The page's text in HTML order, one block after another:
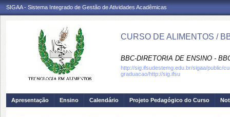
SIGAA - Sistema Integrado de Gestão de Atividades Acadêmicas
CURSO DE ALIMENTOS /
BBC-DIRETORIA DE ENSINO -
http://sig.ifsudestemg.edu.br/sigaa/public/
graduacao/http://sig.ifsu
Apresentação Ensino Calendário Projeto Pedagógico do Curso